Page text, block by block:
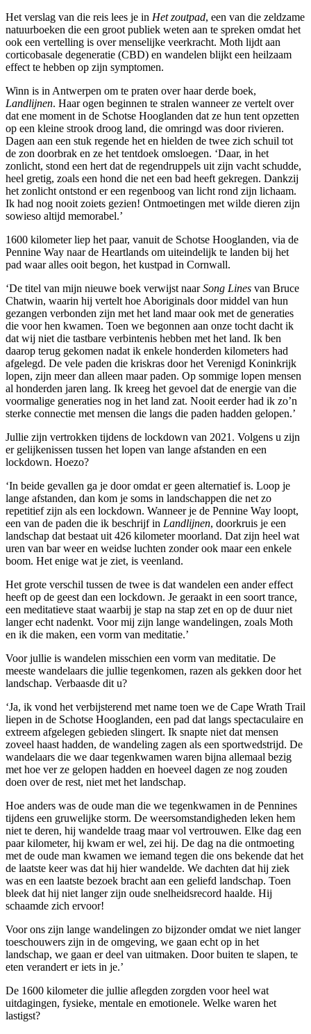
Het verslag van die reis lees je in Het zoutpad, een van die zeldzame
natuurboeken die een groot publiek weten aan te spreken omdat het
ook een vertelling is over menselijke veerkracht. Moth lijdt aan
corticobasale degeneratie (CBD) en wandelen blijkt een heilzaam
effect te hebben op zijn symptomen.
Winn is in Antwerpen om te praten over haar derde boek,
Landlijnen. Haar ogen beginnen te stralen wanneer ze vertelt over
dat ene moment in de Schotse Hooglanden dat ze hun tent opzetten
op een kleine strook droog land, die omringd was door rivieren.
Dagen aan een stuk regende het en hielden de twee zich schuil tot
de zon doorbrak en ze het tentdoek omsloegen. ‘Daar, in het
zonlicht, stond een hert dat de regendruppels uit zijn vacht schudde,
heel gretig, zoals een hond die net een bad heeft gekregen. Dankzij
het zonlicht ontstond er een regenboog van licht rond zijn lichaam.
Ik had nog nooit zoiets gezien! Ontmoetingen met wilde dieren zijn
sowieso altijd memorabel.’
1600 kilometer liep het paar, vanuit de Schotse Hooglanden, via de
Pennine Way naar de Heartlands om uiteindelijk te landen bij het
pad waar alles ooit begon, het kustpad in Cornwall.
‘De titel van mijn nieuwe boek verwijst naarSong Lines van Bruce
Chatwin, waarin hij vertelt hoe Aboriginals door middel van hun
gezangen verbonden zijn met het land maar ook met de generaties
die voor hen kwamen. Toen we begonnen aan onze tocht dacht ik
dat wij niet die tastbare verbintenis hebben met het land. Ik ben
daarop terug gekomen nadat ik enkele honderden kilometers had
afgelegd. De vele paden die kriskras door het Verenigd Koninkrijk
lopen, zijn meer dan alleen maar paden. Op sommige lopen mensen
al honderden jaren lang. Ik kreeg het gevoel dat de energie van die
voormalige generaties nog in het land zat. Nooit eerder had ik zo’n
sterke connectie met mensen die langs die paden hadden gelopen.’
Jullie zijn vertrokken tijdens de lockdown van 2021. Volgens u zijn
er gelijkenissen tussen het lopen van lange afstanden en een
lockdown. Hoezo?
‘In beide gevallen ga je door omdat er geen alternatief is. Loop je
lange afstanden, dan kom je soms in landschappen die net zo
repetitief zijn als een lockdown. Wanneer je de Pennine Way loopt,
een van de paden die ik beschrijf in Landlijnen, doorkruis je een
landschap dat bestaat uit 426 kilometer moorland. Dat zijn heel wat
uren van bar weer en weidse luchten zonder ook maar een enkele
boom. Het enige wat je ziet, is veenland.
Het grote verschil tussen de twee is dat wandelen een ander effect
heeft op de geest dan een lockdown. Je geraakt in een soort trance,
een meditatieve staat waarbij je stap na stap zet en op de duur niet
langer echt nadenkt. Voor mij zijn lange wandelingen, zoals Moth
en ik die maken, een vorm van meditatie.’
Voor jullie is wandelen misschien een vorm van meditatie. De
meeste wandelaars die jullie tegenkomen, razen als gekken door het
landschap. Verbaasde dit u?
‘Ja, ik vond het verbijsterend met name toen we de Cape Wrath Trail
liepen in de Schotse Hooglanden, een pad dat langs spectaculaire en
extreem afgelegen gebieden slingert. Ik snapte niet dat mensen
zoveel haast hadden, de wandeling zagen als een sportwedstrijd. De
wandelaars die we daar tegenkwamen waren bijna allemaal bezig
met hoe ver ze gelopen hadden en hoeveel dagen ze nog zouden
doen over de rest, niet met het landschap.
Hoe anders was de oude man die we tegenkwamen in de Pennines
tijdens een gruwelijke storm. De weersomstandigheden leken hem
niet te deren, hij wandelde traag maar vol vertrouwen. Elke dag een
paar kilometer, hij kwam er wel, zei hij. De dag na die ontmoeting
met de oude man kwamen we iemand tegen die ons bekende dat het
de laatste keer was dat hij hier wandelde. We dachten dat hij ziek
was en een laatste bezoek bracht aan een geliefd landschap. Toen
bleek dat hij niet langer zijn oude snelheidsrecord haalde. Hij
schaamde zich ervoor!
Voor ons zijn lange wandelingen zo bijzonder omdat we niet langer
toeschouwers zijn in de omgeving, we gaan echt op in het
landschap, we gaan er deel van uitmaken. Door buiten te slapen, te
eten verandert er iets in je.’
De 1600 kilometer die jullie aflegden zorgden voor heel wat
uitdagingen, fysieke, mentale en emotionele. Welke waren het
lastigst?